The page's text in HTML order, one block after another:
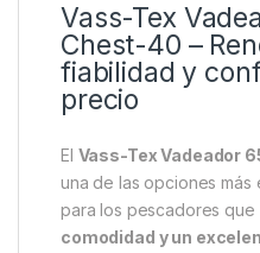
Vass-Tex
Chest-40 –
fiabilidad y
precio
El Vass-Tex Vadeador
una de las opciones
para los pescadores que
comodidad y un